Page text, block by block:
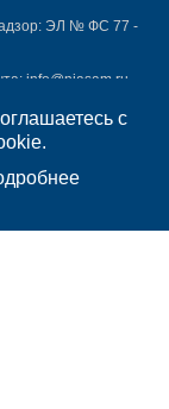
с
ЭЛ № ФС 77 -
info@niasam.ru